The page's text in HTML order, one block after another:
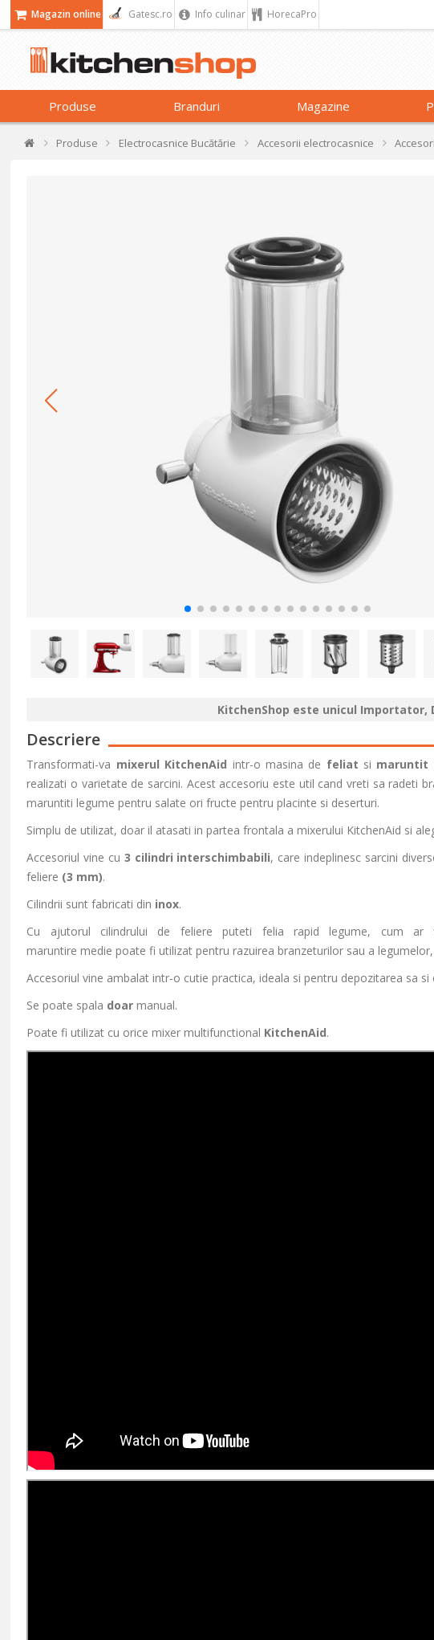
Magazin online Gatesc.ro Info culinar HorecaPro
Produse Branduri Magazine
Produse Electrocasnice Bucătărie Accesorii electrocasnice
KitchenShop este unicul
Descriere
Transformati-va mixerul KitchenAid intr-o masina de feliat si maruntit
realizati o varietate de sarcini. Acest accesoriu este util cand vreti sa radeti
maruntiti legume pentru salate ori fructe pentru placinte si deserturi.
Simplu de utilizat, doar il atasati in partea frontala a mixerului KitchenAid si
Accesoriul vine cu 3 cilindri interschimbabili, care indeplinesc sarcini
feliere (3 mm).
Cilindrii sunt fabricati din inox.
Cu ajutorul cilindrului de feliere puteti felia rapid legume, cum ar
maruntire medie poate fi utilizat pentru razuirea branzeturilor sau a
Accesoriul vine ambalat intr-o cutie practica, ideala si pentru depozitarea sa si
Se poate spala doar manual.
Poate fi utilizat cu oricemixer multifunctional KitchenAid.